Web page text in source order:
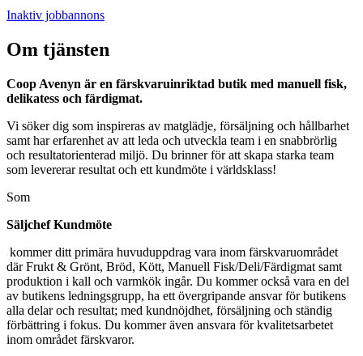
Inaktiv jobbannons
Om tjänsten
Coop Avenyn är en färskvaruinriktad butik med manuell fisk,
delikatess och färdigmat.
Vi söker dig som inspireras av matglädje, försäljning och hållbarhet
samt har erfarenhet av att leda och utveckla team i en snabbrörlig
och resultatorienterad miljö. Du brinner för att skapa starka team
som levererar resultat och ett kundmöte i världsklass!
Som
Säljchef Kundmöte
kommer ditt primära huvuduppdrag vara inom färskvaruområdet
där Frukt & Grönt, Bröd, Kött, Manuell Fisk/Deli/Färdigmat samt
produktion i kall och varmkök ingår. Du kommer också vara en del
av butikens ledningsgrupp, ha ett övergripande ansvar för butikens
alla delar och resultat; med kundnöjdhet, försäljning och ständig
förbättring i fokus. Du kommer även ansvara för kvalitetsarbetet
inom området färskvaror.